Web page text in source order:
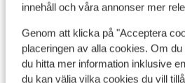
innehåll och våra annonser mer
Genom att klicka på "Acceptera
placeringen av alla cookies. Om
du hitta mer information inklusive
du kan välja vilka cookies du vill
I området
Avstånd till stranden ca 400
I centrum